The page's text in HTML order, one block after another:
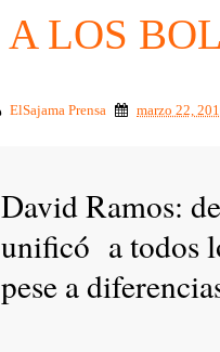
A LOS
ElSajama Prensa marzo 22,
David Ramos:
unificó a todos
pese a